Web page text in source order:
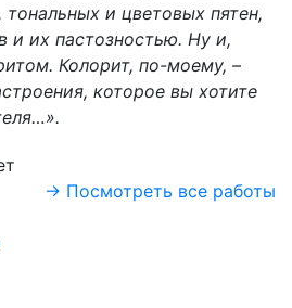
и цветовых пятен,
и их пастозностью. Ну и,
Колорит, по-моему, –
которое вы хотите
→ Посмотреть все работы